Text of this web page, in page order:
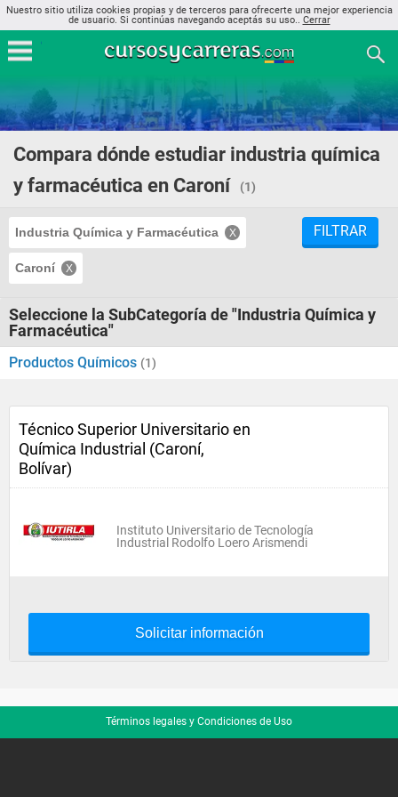
Nuestro sitio utiliza cookies propias y de terceros para ofrecerte una mejor experiencia
de usuario. Si continúas navegando aceptás su uso.. Cerrar
Compara dónde estudiar industria química
y farmacéutica en Caroní
(1)
Industria Química y Farmacéutica
Caroní
FILTRAR
Seleccione la SubCategoría de "Industria Química y
Farmacéutica"
Productos Químicos (1)
Técnico Superior Universitario en
Química Industrial (Caroní,
Bolívar)
Instituto Universitario de Tecnología
Industrial Rodolfo Loero Arismendi
Solicitar información
Términos legales y Condiciones de Uso